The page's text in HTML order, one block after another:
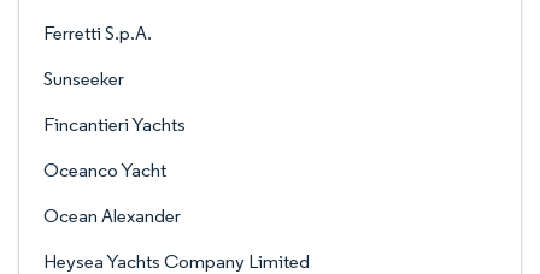
Ferretti S.p.A.
Sunseeker
Fincantieri Yachts
Oceanco Yacht
Ocean Alexander
Heysea Yachts Company Limited